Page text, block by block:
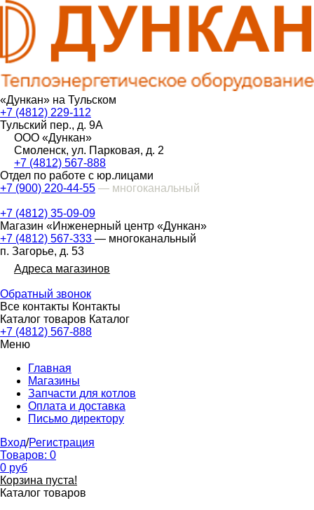
«Дункан» на Тульском
+7 (4812) 229-112
Тульский пер., д. 9А
ООО «Дункан»
Смоленск, ул. Парковая, д. 2
+7 (4812) 567-888
Отдел по работе с юр.лицами
+7 (900) 220-44-55 — многоканальный
+7 (4812) 35-09-09
Магазин «Инженерный центр «Дункан»
+7 (4812) 567-333 — многоканальный
п. Загорье, д. 53
Адреса магазинов
Обратный звонок
Все контакты Контакты
Каталог товаров Каталог
+7 (4812) 567-888
Меню
Главная
Магазины
Запчасти для котлов
Оплата и доставка
Письмо директору
Вход/Регистрация
Товаров: 0
0 руб
Корзина пуста!
Каталог товаров